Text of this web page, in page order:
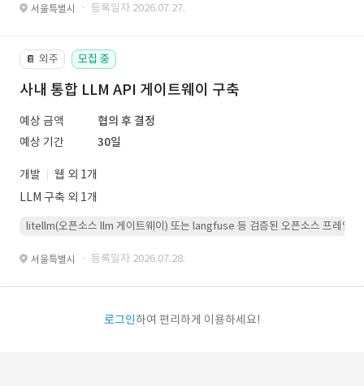
서울특별시 · 등록일자 2026.07.27.
📔 외주 모집 중
사내 통합 LLM API 게이트웨이 구축
예상 금액
협의 후 결정
예상 기간
30일
개발
웹 외 1개
LLM 구축 외 1개
litellm(오픈소스 llm 게이트웨이) 또는 langfuse 등 검증된 오픈소스 프레임워
서울특별시 · 등록일자 2026.07.28.
로그인하여 편리하게 이용하세요!